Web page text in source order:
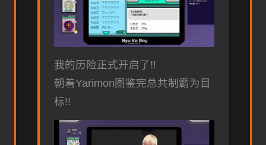
我的历险正式开启了!!
朝着Yarimon图鉴完总共制霸为目
标!!